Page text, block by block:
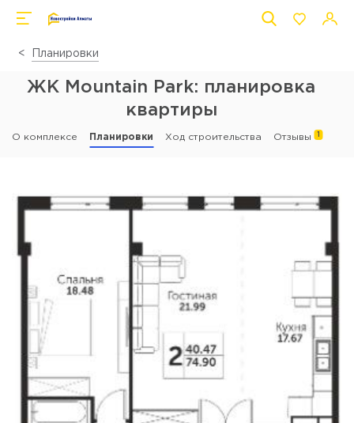
Планировки
ЖК Mountain Park: планировка
квартиры
О комплексе Планировки Ход строительства Отзывы 1